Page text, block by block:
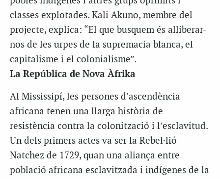
classes explotades. Kali Akuno, membre del
projecte, explica: “El que busquem és alliberar-
nos de les urpes de la supremacia blanca, el
capitalisme i el colonialisme”.
La República de Nova Àfrika
Al Mississipí, les persones d’ascendència
africana tenen una llarga història de
resistència contra la colonització i l’esclavitud.
Un dels primers actes va ser la Rebel·lió
Natchez de 1729, quan una aliança entre
població africana esclavitzada i indígenes de la